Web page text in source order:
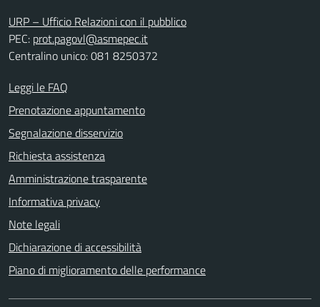
URP – Ufficio Relazioni con il pubblico
PEC: prot.pagovl@asmepec.it
Centralino unico: 081 8250372
Leggi le FAQ
Prenotazione appuntamento
Segnalazione disservizio
Richiesta assistenza
Amministrazione trasparente
Informativa privacy
Note legali
Dichiarazione di accessibilità
Piano di miglioramento delle performance